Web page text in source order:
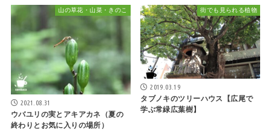
山の草花・山菜・きのこ
2021.08.31
ウバユリの実とアキアカネ（夏の
終わりとお気に入りの場所）
街でも見られる植物
2019.03.19
タブノキのツリーハウス【広尾で
学ぶ常緑広葉樹】